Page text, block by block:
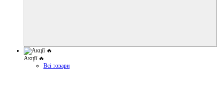
Акції 🔥
Всі товари